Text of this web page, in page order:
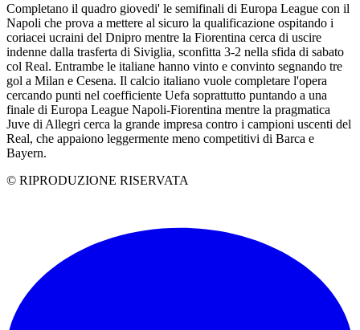
Completano il quadro giovedi' le semifinali di Europa League con il
Napoli che prova a mettere al sicuro la qualificazione ospitando i
coriacei ucraini del Dnipro mentre la Fiorentina cerca di uscire
indenne dalla trasferta di Siviglia, sconfitta 3-2 nella sfida di sabato
col Real. Entrambe le italiane hanno vinto e convinto segnando tre
gol a Milan e Cesena. Il calcio italiano vuole completare l'opera
cercando punti nel coefficiente Uefa soprattutto puntando a una
finale di Europa League Napoli-Fiorentina mentre la pragmatica
Juve di Allegri cerca la grande impresa contro i campioni uscenti del
Real, che appaiono leggermente meno competitivi di Barca e
Bayern.
© RIPRODUZIONE RISERVATA